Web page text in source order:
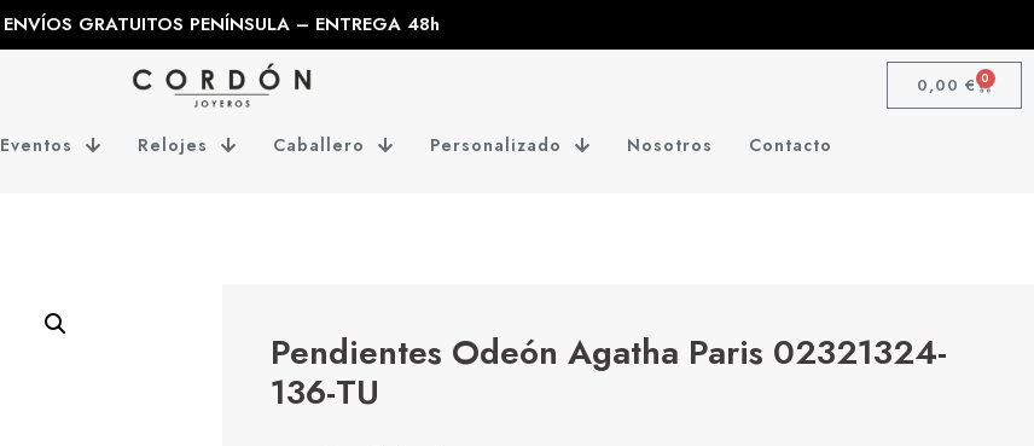
ENVÍOS GRATUITOS PENÍNSULA – ENTREGA 48h
0,00 € 0
Eventos Relojes Caballero Personalizado Nosotros Contacto
Pendientes Odeón Agatha Paris 02321324-
136-TU